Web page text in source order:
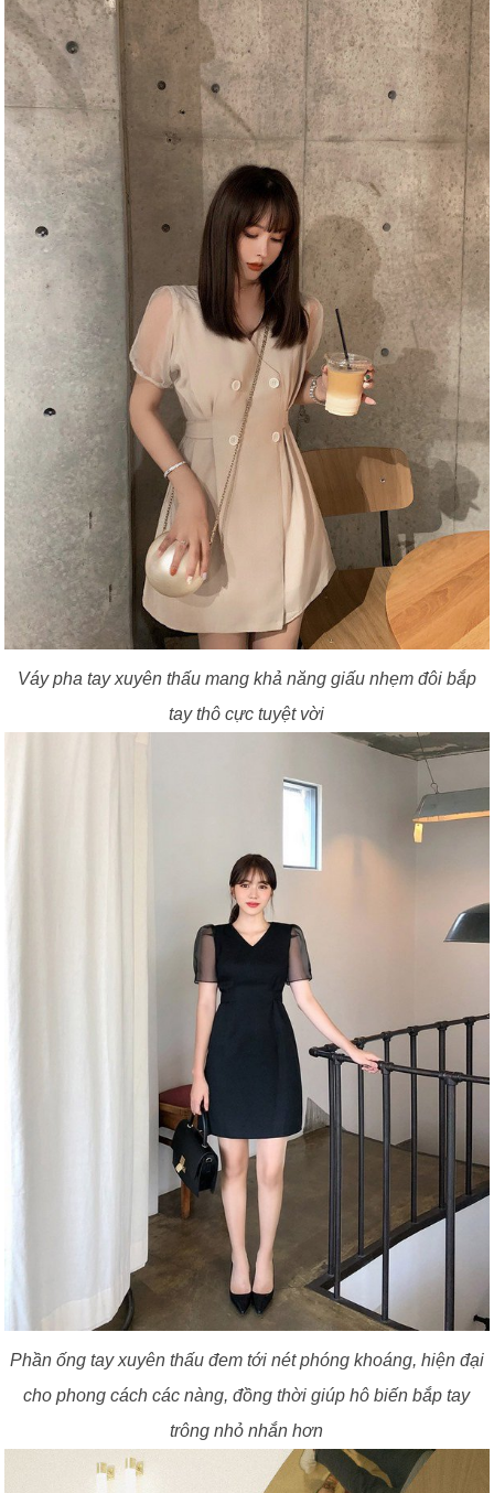
Váy pha tay xuyên thấu mang khả năng giấu nhẹm đôi bắp
tay thô cực tuyệt vời
Phần ống tay xuyên thấu đem tới nét phóng khoáng, hiện đại
cho phong cách các nàng, đồng thời giúp hô biến bắp tay
trông nhỏ nhắn hơn